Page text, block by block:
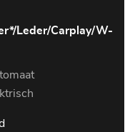
Leder/Carplay/W-